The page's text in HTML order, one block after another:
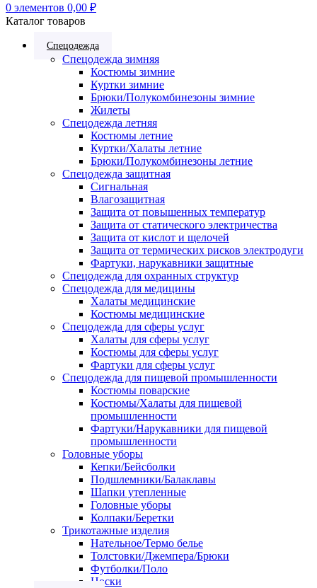
0 элементов 0,00 ₽
Каталог товаров
Спецодежда
Спецодежда зимняя
Костюмы зимние
Куртки зимние
Брюки/Полукомбинезоны зимние
Жилеты
Спецодежда летняя
Костюмы летние
Куртки/Халаты летние
Брюки/Полукомбинезоны летние
Спецодежда защитная
Сигнальная
Влагозащитная
Защита от повышенных температур
Защита от статического электричества
Защита от кислот и щелочей
Защита от термических рисков электродуги
Фартуки, нарукавники защитные
Спецодежда для охранных структур
Спецодежда для медицины
Халаты медицинские
Костюмы медицинские
Спецодежда для сферы услуг
Халаты для сферы услуг
Костюмы для сферы услуг
Фартуки для сферы услуг
Спецодежда для пищевой промышленности
Костюмы поварские
Костюмы/Халаты для пищевой
промышленности
Фартуки/Нарукавники для пищевой
промышленности
Головные уборы
Кепки/Бейсболки
Подшлемники/Балаклавы
Шапки утепленные
Головные уборы
Колпаки/Беретки
Трикотажные изделия
Нательное/Термо белье
Толстовки/Джемпера/Брюки
Футболки/Поло
Носки